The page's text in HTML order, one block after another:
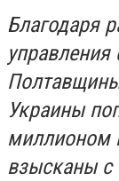
Благодаря
Украины
миллионом
взысканы с